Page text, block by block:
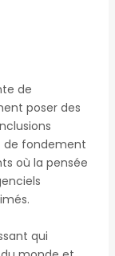
de
poser des
de fondement
où la pensée
qui